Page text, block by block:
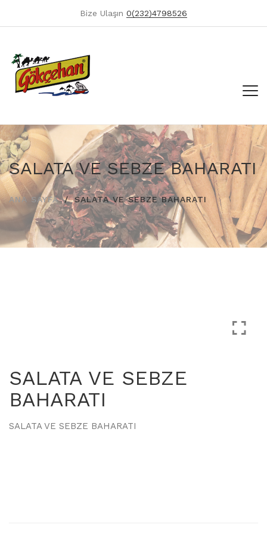
Bize Ulaşın 0(232)4798526
SALATA VE SEBZE BAHARATI
ANA SAYFA SALATA VE SEBZE BAHARATI
SALATA VE SEBZE
BAHARATI
SALATA VE SEBZE BAHARATI